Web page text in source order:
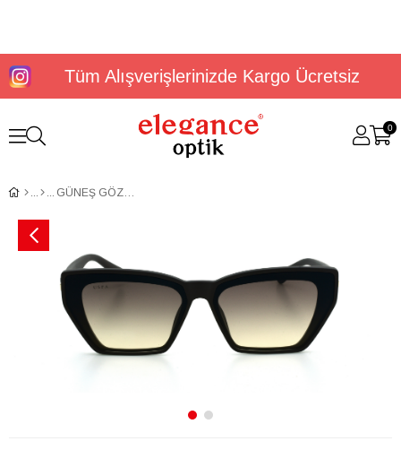
Tüm Alışverişlerinizde Kargo Ücretsiz
0
GÜNEŞ GÖZLÜĞÜ U.S. Polo Assn USS 0364 C1